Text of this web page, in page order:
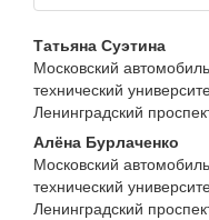
Основное
статьи
Татьяна Суэтина
Московский
технический
Ленинградский
Алёна Бурлаченко
Московский
технический
Ленинградский